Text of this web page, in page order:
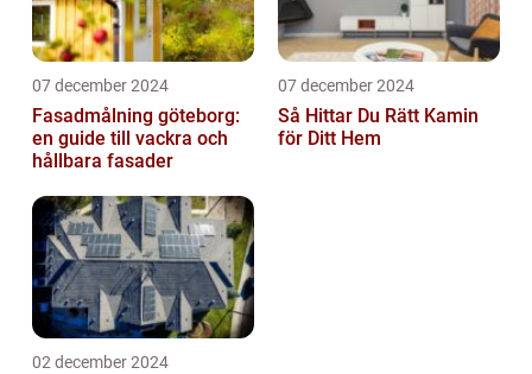
07 december 2024
Fasadmålning göteborg:
en guide till vackra och
hållbara fasader
07 december 2024
Så Hittar Du Rätt Kamin
för Ditt Hem
02 december 2024